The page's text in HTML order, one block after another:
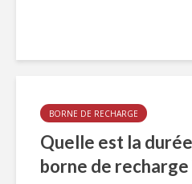
BORNE DE RECHARGE
Quelle est la
borne de recharge